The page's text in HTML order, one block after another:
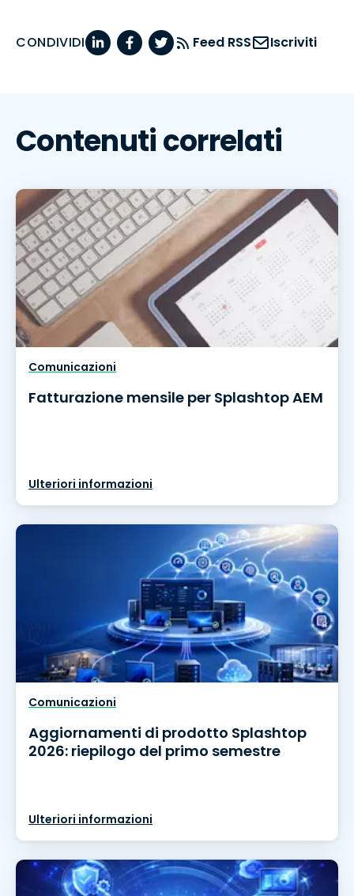
CONDIVIDI Feed RSS Iscriviti
Contenuti correlati
Comunicazioni
Fatturazione mensile per Splashtop AEM
Ulteriori informazioni
Comunicazioni
Aggiornamenti di prodotto Splashtop
2026: riepilogo del primo semestre
Ulteriori informazioni